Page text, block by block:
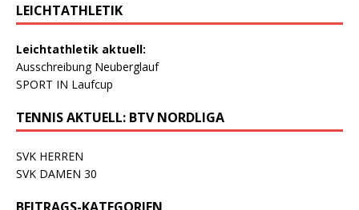
LEICHTATHLETIK
Leichtathletik aktuell:
Ausschreibung Neuberglauf
SPORT IN Laufcup
TENNIS AKTUELL: BTV NORDLIGA
SVK HERREN
SVK DAMEN 30